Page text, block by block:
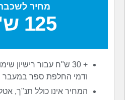
מחיר
125 ש"ח
+ 30 ש"ח עבור רישיון
ודמי החלפת ספר במעבר
המחיר אינו כולל תנ"ך,